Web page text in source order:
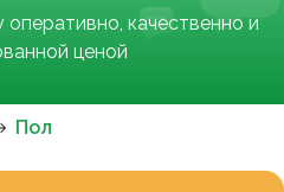
качественно и
ценой
Пол